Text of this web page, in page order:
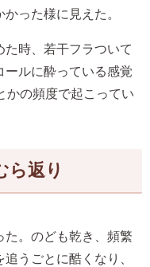
った様に見えた。
た時、若干フラついて
ールに酔っている感覚
かの頻度で起こってい
ら返り
。のども乾き、頻繁
うごとに酷くなり、